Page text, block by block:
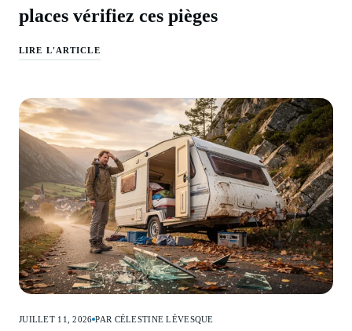
places vérifiez ces pièges
LIRE L'ARTICLE
JUILLET 11, 2026 PAR CÉLESTINE LÉVESQUE